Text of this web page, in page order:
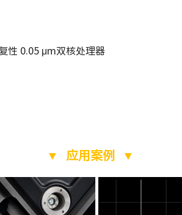
性 0.05 μm双核处理器
▼ 应用案例 ▼